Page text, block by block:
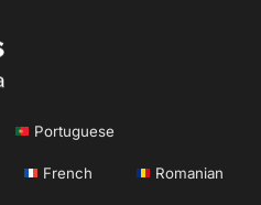
Portuguese
French Romanian